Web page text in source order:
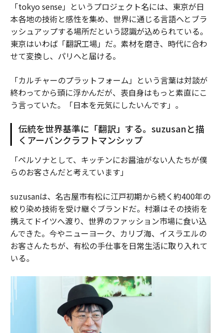
「tokyo sense」というプロジェクト名には、東京が日
本各地の技術と感性を集め、世界に通じる言語へとブラ
ッシュアップする場所だという認識が込められている。
東京はいわば「翻訳工場」だ。素材を磨き、時代に合わ
せて変換し、パリへと届ける。
「カルチャーのプラットフォーム」という言葉は対談が
終わってから頭に浮かんだが、表自身はもっと素直にこ
う言っていた。「日本を元気にしたいんです」。
伝統を世界基準に「翻訳」する。suzusanと描
くアーバンクラフトマンシップ
「ペルソナとして、キッチンにお醤油がない人たちが僕
らのお客さんだと考えています」
suzusanは、名古屋市有松に江戸初期から続く約400年の
絞り染め技術を受け継ぐブランドだ。村瀬はその技術を
携えてドイツへ渡り、世界のファッション市場に食い込
んできた。今やニューヨーク、カリブ海、イスラエルの
お客さんたちが、有松の手仕事を日常生活に取り入れて
いる。